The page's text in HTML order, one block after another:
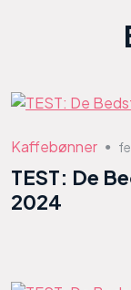
Kaffebønner ●
TEST: De
2024